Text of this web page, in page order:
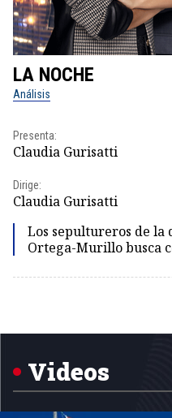
LA NOCHE
Análisis
Presenta:
Claudia Gurisatti
Dirige:
Claudia Gurisatti
Los sepultureros de la
Ortega-Murillo busca
5
Videos